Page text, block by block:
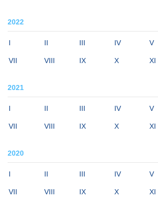
2022
I II III IV V
VII VIII IX X XI
2021
I II III IV V
VII VIII IX X XI
2020
I II III IV V
VII VIII IX X XI